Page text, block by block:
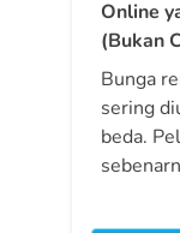
Online
(Bukan
Bunga
sering
beda.